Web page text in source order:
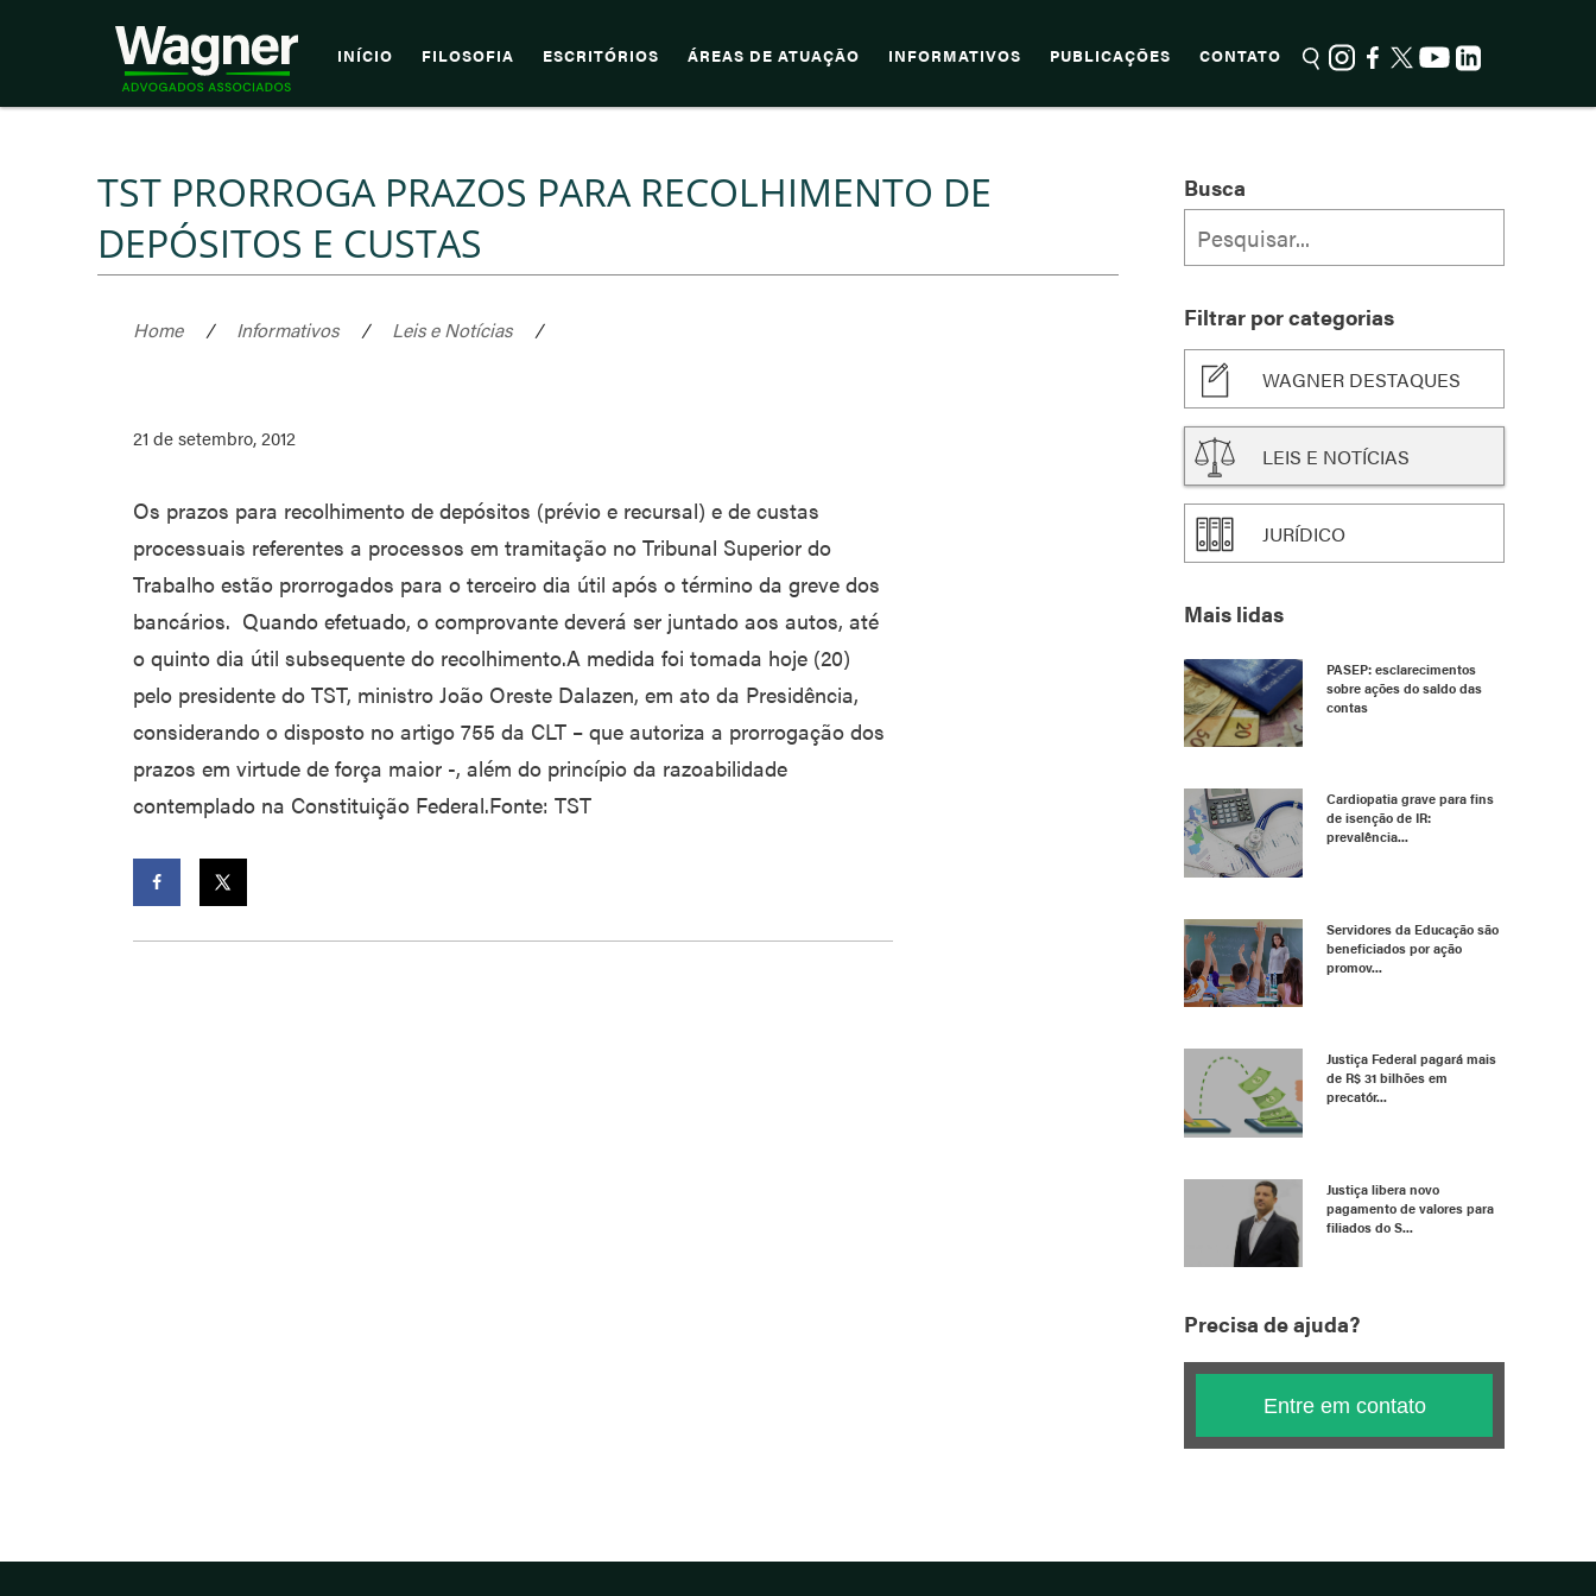
INÍCIO FILOSOFIA ESCRITÓRIOS ÁREAS DE ATUAÇÃO INFORMATIVOS PUBLICAÇÕES CONTATO
TST PRORROGA PRAZOS PARA RECOLHIMENTO DE
DEPÓSITOS E CUSTAS
Home / Informativos / Leis e Notícias /
21 de setembro, 2012
Os prazos para recolhimento de depósitos (prévio e recursal) e de custas
processuais referentes a processos em tramitação no Tribunal Superior do
Trabalho estão prorrogados para o terceiro dia útil após o término da greve dos
bancários. Quando efetuado, o comprovante deverá ser juntado aos autos, até
o quinto dia útil subsequente do recolhimento.A medida foi tomada hoje (20)
pelo presidente do TST, ministro João Oreste Dalazen, em ato da Presidência,
considerando o disposto no artigo 755 da CLT – que autoriza a prorrogação dos
prazos em virtude de força maior -, além do princípio da razoabilidade
contemplado na Constituição Federal.Fonte: TST
Busca
Filtrar por categorias
WAGNER DESTAQUES
LEIS E NOTÍCIAS
JURÍDICO
Mais lidas
PASEP: esclarecimentos
sobre ações do saldo das
contas
Cardiopatia grave para fins
de isenção de IR:
prevalência...
Servidores da Educação são
beneficiados por ação
promov...
Justiça Federal pagará mais
de R$ 31 bilhões em
precatór...
Justiça libera novo
pagamento de valores para
filiados do S...
Precisa de ajuda?
Entre em contato